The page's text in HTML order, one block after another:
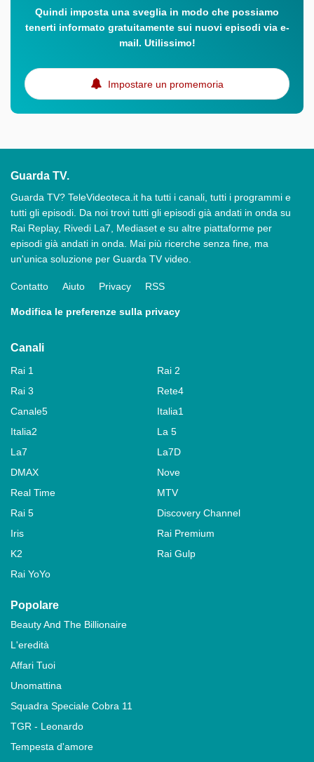
Quindi imposta una sveglia in modo che possiamo
tenerti informato gratuitamente sui nuovi episodi via e-
mail. Utilissimo!
Impostare un promemoria
Guarda TV.
Guarda TV? TeleVideoteca.it ha tutti i canali, tutti i programmi e
tutti gli episodi. Da noi trovi tutti gli episodi già andati in onda su
Rai Replay, Rivedi La7, Mediaset e su altre piattaforme per
episodi già andati in onda. Mai più ricerche senza fine, ma
un'unica soluzione per Guarda TV video.
Contatto Aiuto Privacy RSS
Modifica le preferenze sulla privacy
Canali
Rai 1
Rai 2
Rai 3
Rete4
Canale5
Italia1
Italia2
La 5
La7
La7D
DMAX
Nove
Real Time
MTV
Rai 5
Discovery Channel
Iris
Rai Premium
K2
Rai Gulp
Rai YoYo
Popolare
Beauty And The Billionaire
L'eredità
Affari Tuoi
Unomattina
Squadra Speciale Cobra 11
TGR - Leonardo
Tempesta d'amore